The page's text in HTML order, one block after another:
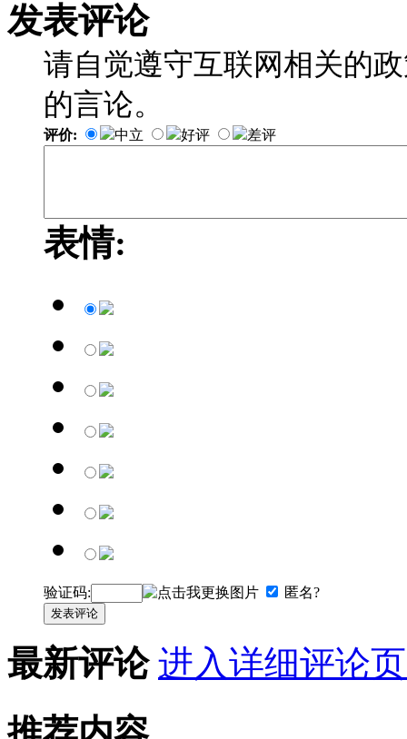
发表评论
请自觉遵守互联网相关的
的言论。
评价: 中立 好评 差评
表情:
验证码: 匿名?
发表评论
最新评论 进入详细评论